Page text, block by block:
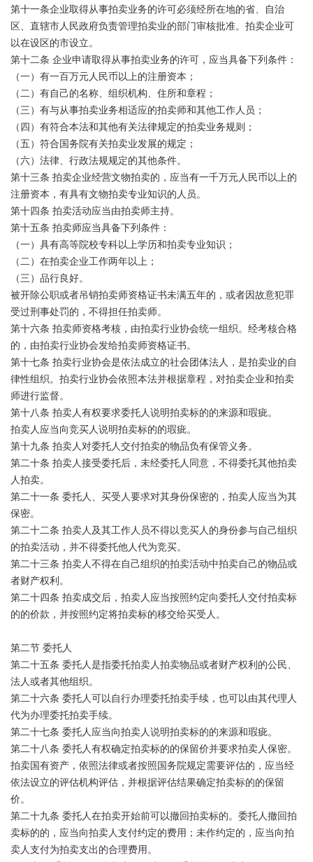
第十一条企业取得从事拍卖业务的许可必须经所在地的省、自治
区、直辖市人民政府负责管理拍卖业的部门审核批准。拍卖企业可
以在设区的市设立。
第十二条 企业申请取得从事拍卖业务的许可，应当具备下列条件：
（一）有一百万元人民币以上的注册资本；
（二）有自己的名称、组织机构、住所和章程；
（三）有与从事拍卖业务相适应的拍卖师和其他工作人员；
（四）有符合本法和其他有关法律规定的拍卖业务规则；
（五）符合国务院有关拍卖业发展的规定；
（六）法律、行政法规规定的其他条件。
第十三条 拍卖企业经营文物拍卖的，应当有一千万元人民币以上的
注册资本，有具有文物拍卖专业知识的人员。
第十四条 拍卖活动应当由拍卖师主持。
第十五条 拍卖师应当具备下列条件：
（一）具有高等院校专科以上学历和拍卖专业知识；
（二）在拍卖企业工作两年以上；
（三）品行良好。
被开除公职或者吊销拍卖师资格证书未满五年的，或者因故意犯罪
受过刑事处罚的，不得担任拍卖师。
第十六条 拍卖师资格考核，由拍卖行业协会统一组织。经考核合格
的，由拍卖行业协会发给拍卖师资格证书。
第十七条 拍卖行业协会是依法成立的社会团体法人，是拍卖业的自
律性组织。拍卖行业协会依照本法并根据章程，对拍卖企业和拍卖
师进行监督。
第十八条 拍卖人有权要求委托人说明拍卖标的的来源和瑕疵。
拍卖人应当向竞买人说明拍卖标的的瑕疵。
第十九条 拍卖人对委托人交付拍卖的物品负有保管义务。
第二十条 拍卖人接受委托后，未经委托人同意，不得委托其他拍卖
人拍卖。
第二十一条 委托人、买受人要求对其身份保密的，拍卖人应当为其
保密。
第二十二条 拍卖人及其工作人员不得以竞买人的身份参与自己组织
的拍卖活动，并不得委托他人代为竞买。
第二十三条 拍卖人不得在自己组织的拍卖活动中拍卖自己的物品或
者财产权利。
第二十四条 拍卖成交后，拍卖人应当按照约定向委托人交付拍卖标
的的价款，并按照约定将拍卖标的移交给买受人。
第二节 委托人
第二十五条 委托人是指委托拍卖人拍卖物品或者财产权利的公民、
法人或者其他组织。
第二十六条 委托人可以自行办理委托拍卖手续，也可以由其代理人
代为办理委托拍卖手续。
第二十七条 委托人应当向拍卖人说明拍卖标的的来源和瑕疵。
第二十八条 委托人有权确定拍卖标的的保留价并要求拍卖人保密。
拍卖国有资产，依照法律或者按照国务院规定需要评估的，应当经
依法设立的评估机构评估，并根据评估结果确定拍卖标的的保留
价。
第二十九条 委托人在拍卖开始前可以撤回拍卖标的。委托人撤回拍
卖标的的，应当向拍卖人支付约定的费用；未作约定的，应当向拍
卖人支付为拍卖支出的合理费用。